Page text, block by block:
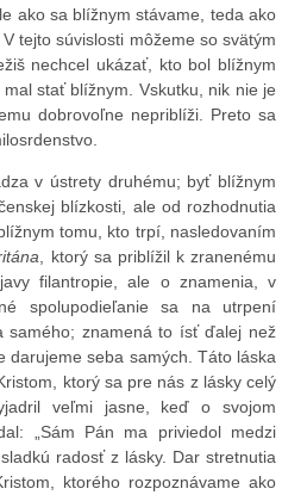
ako sa blížnym stávame, teda ako
tejto súvislosti môžeme so svätým
nechcel ukázať, kto bol blížnym
stať blížnym. Vskutku, nik nie je
dobrovoľne nepriblíži. Preto sa
v ústrety druhému; byť blížnym
blízkosti, ale od rozhodnutia
tomu, kto trpí, nasledovaním
, ktorý sa priblížil k zranenému
filantropie, ale o znamenia, v
spolupodieľanie sa na utrpení
samého; znamená to ísť ďalej než
darujeme seba samých. Táto láska
ktorý sa pre nás z lásky celý
veľmi jasne, keď o svojom
„Sám Pán ma priviedol medzi
radosť z lásky. Dar stretnutia
ktorého rozpoznávame ako